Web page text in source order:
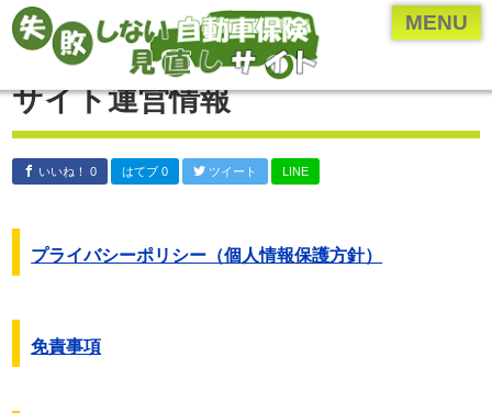
MENU
ページメニュー一覧
乗り換え(切り替え)・見直しについて
保険のプロ直伝、お得な情報やとっておきの情報
自動車保険の付随知識
自動車保険の基礎知識
運営者について
運営者：河原あたる
サイト運営情報
いいね！ 0 はてブ 0 ツイート LINE
プライバシーポリシー（個人情報保護方針）
免責事項